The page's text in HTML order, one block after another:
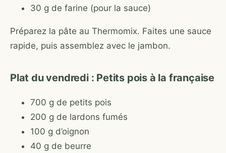
30 g de farine (pour la sauce)
Préparez la pâte au Thermomix. Faites une sauce
rapide, puis assemblez avec le jambon.
Plat du vendredi : Petits pois à la française
700 g de petits pois
200 g de lardons fumés
100 g d’oignon
40 g de beurre